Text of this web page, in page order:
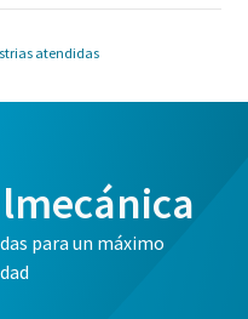
atendidas
para un máximo